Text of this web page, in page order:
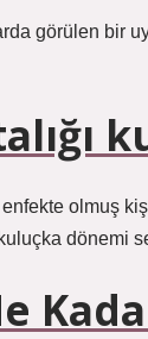
görülen bir
olmuş
kuluçka dönemi